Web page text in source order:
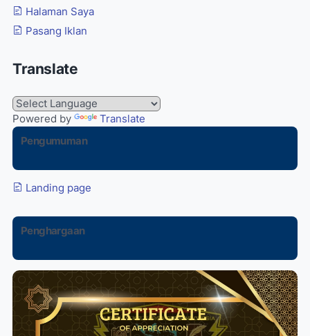
Halaman Saya
Pasang Iklan
Translate
Powered by
Translate
Pengumuman
Landing page
Penghargaan